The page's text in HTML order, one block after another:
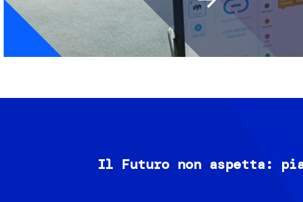
Il Futuro non aspetta: